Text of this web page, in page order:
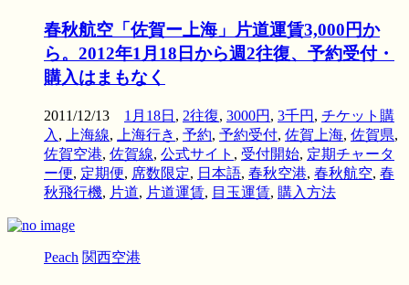
春秋航空「佐賀ー上海」片道運賃3,000円か
ら。2012年1月18日から週2往復、予約受付・
購入はまもなく
2011/12/13 1月18日 , 2往復, 3000円 , 3千円 , チケット購
入 , 上海線, 上海行き , 予約, 予約受付, 佐賀上海, 佐賀県,
佐賀空港, 佐賀線, 公式サイト , 受付開始, 定期チャータ
ー便, 定期便, 席数限定, 日本語, 春秋空港, 春秋航空, 春
秋飛行機, 片道, 片道運賃, 目玉運賃, 購入方法
Peach 関西空港